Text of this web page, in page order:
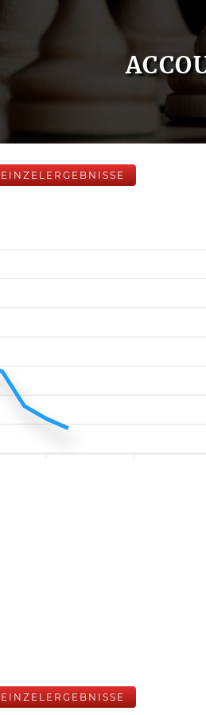
EINZELERGEBNISSE
EINZELERGEBNISSE